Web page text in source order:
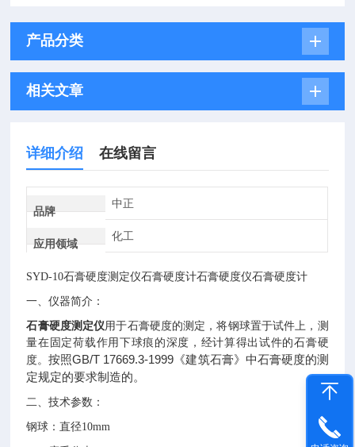
产品分类
相关文章
详细介绍 在线留言
品牌
中正
应用领域
化工
SYD-10石膏硬度测定仪石膏硬度计石膏硬度仪石膏硬度计
一、仪器简介：
石膏硬度测定仪用于石膏硬度的测定，将钢球置于试件上，测
量在固定荷载作用下球痕的深度，经计算得出试件的石膏硬
度。按照GB/T 17669.3-1999 《建筑石膏》中石膏硬度的测
定规定的要求制造的。
二、技术参数：
钢球：直径10mm